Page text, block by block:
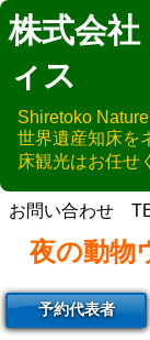
株式会
ィス
Shiretoko
世界遺産知床を
床観光はお任せ
お問い合わせ
夜の動物
予約代表者